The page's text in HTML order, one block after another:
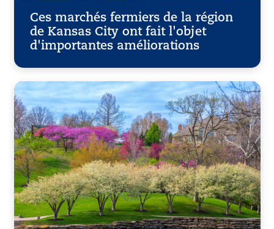
Ces marchés fermiers de la région
de Kansas City ont fait l'objet
d'importantes améliorations